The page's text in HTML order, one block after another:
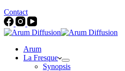
Contact
Arum
La Fresque
Synopsis